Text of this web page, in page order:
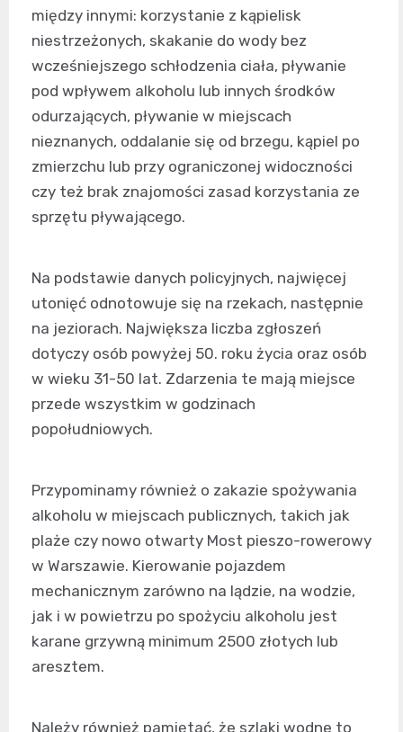
między innymi: korzystanie z kąpielisk
niestrzeżonych, skakanie do wody bez
wcześniejszego schłodzenia ciała, pływanie
pod wpływem alkoholu lub innych środków
odurzających, pływanie w miejscach
nieznanych, oddalanie się od brzegu, kąpiel po
zmierzchu lub przy ograniczonej widoczności
czy też brak znajomości zasad korzystania ze
sprzętu pływającego.
Na podstawie danych policyjnych, najwięcej
utonięć odnotowuje się na rzekach, następnie
na jeziorach. Największa liczba zgłoszeń
dotyczy osób powyżej 50. roku życia oraz osób
w wieku 31-50 lat. Zdarzenia te mają miejsce
przede wszystkim w godzinach
popołudniowych.
Przypominamy również o zakazie spożywania
alkoholu w miejscach publicznych, takich jak
plaże czy nowo otwarty Most pieszo-rowerowy
w Warszawie. Kierowanie pojazdem
mechanicznym zarówno na lądzie, na wodzie,
jak i w powietrzu po spożyciu alkoholu jest
karane grzywną minimum 2500 złotych lub
aresztem.
Należy również pamiętać, że szlaki wodne to